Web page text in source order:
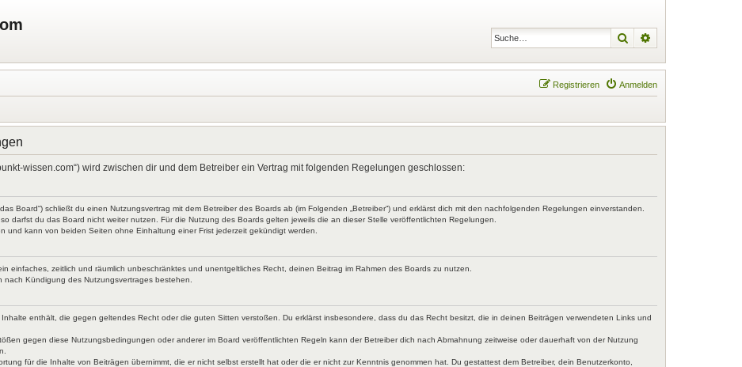
Suche
Anmelden
Registrieren
wissen.com“) wird zwischen dir und dem Betreiber ein Vertrag mit folgenden Regelungen geschlossen:
Board“) schließt du einen Nutzungsvertrag mit dem Betreiber des Boards ab (im Folgenden „Betreiber“) und erklärst dich mit den nachfolgenden Regelungen einverstanden.
darfst du das Board nicht weiter nutzen. Für die Nutzung des Boards gelten jeweils die an dieser Stelle veröffentlichten Regelungen.
und kann von beiden Seiten ohne Einhaltung einer Frist jederzeit gekündigt werden.
einfaches, zeitlich und räumlich unbeschränktes und unentgeltliches Recht, deinen Beitrag im Rahmen des Boards zu nutzen.
Kündigung des Nutzungsvertrages bestehen.
enthält, die gegen geltendes Recht oder die guten Sitten verstoßen. Du erklärst insbesondere, dass du das Recht besitzt, die in deinen Beiträgen verwendeten Links und
gegen diese Nutzungsbedingungen oder anderer im Board veröffentlichten Regeln kann der Betreiber dich nach Abmahnung zeitweise oder dauerhaft von der Nutzung
für die Inhalte von Beiträgen übernimmt, die er nicht selbst erstellt hat oder die er nicht zur Kenntnis genommen hat. Du gestattest dem Betreiber, dein Benutzerkonto,